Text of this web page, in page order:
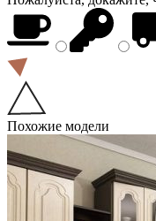
Похожие модели